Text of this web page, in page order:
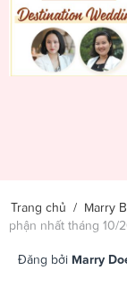
Trang chủ / Marry
phận nhất tháng 10/
Đăng bởi Marry